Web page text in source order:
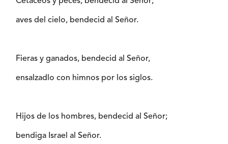
aves del cielo, bendecid al Señor.
Fieras y ganados, bendecid al Señor,
ensalzadlo con himnos por los siglos.
Hijos de los hombres, bendecid al Señor;
bendiga Israel al Señor.